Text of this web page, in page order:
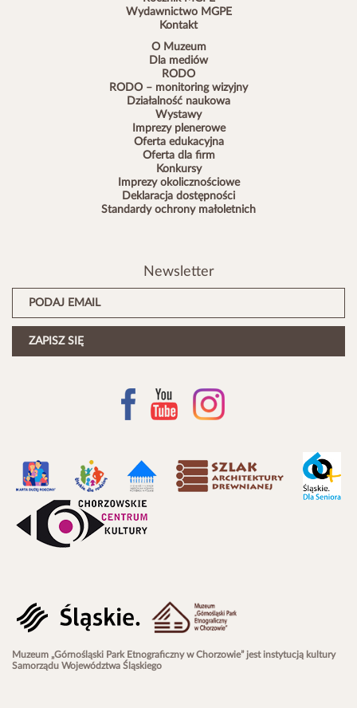
Wydawnictwo MGPE
Kontakt
O Muzeum
Dla mediów
RODO
RODO – monitoring wizyjny
Działalność naukowa
Wystawy
Imprezy plenerowe
Oferta edukacyjna
Oferta dla firm
Konkursy
Imprezy okolicznościowe
Deklaracja dostępności
Standardy ochrony małoletnich
Newsletter
Muzeum „Górnośląski Park Etnograficzny w Chorzowie” jest instytucją kultury
Samorządu Województwa Śląskiego